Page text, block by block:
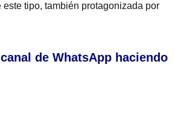
tipo, también protagonizada por
de WhatsApp haciendo